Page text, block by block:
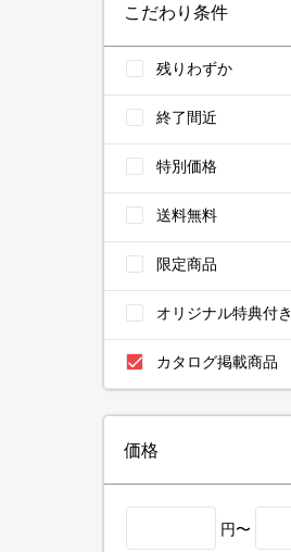
こだわり条件
残りわずか
終了間近
特別価格
送料無料
限定商品
オリジナル特典付き
カタログ掲載商品
価格
円〜